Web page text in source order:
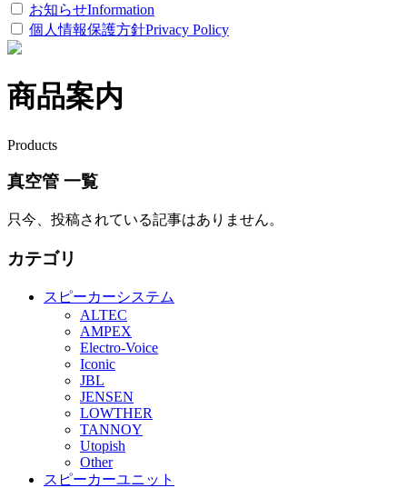
お知らせInformation
個人情報保護方針Privacy Policy
商品案内
Products
真空管 一覧
只今、投稿されている記事はありません。
カテゴリ
スピーカーシステム
ALTEC
AMPEX
Electro-Voice
Iconic
JBL
JENSEN
LOWTHER
TANNOY
Utopish
Other
スピーカーユニット